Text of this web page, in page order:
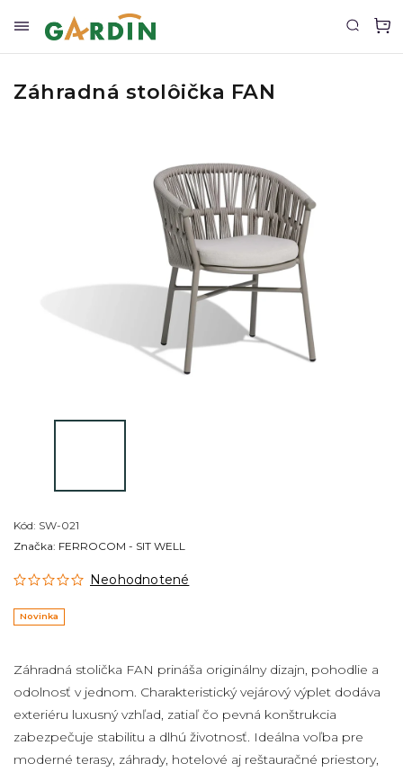
Záhradná stolôička FAN
Kód: SW-021
Novinka
Neohodnotené
Záhradná stolička FAN prináša originálny dizajn, pohodlie a
odolnosť v jednom. Charakteristický vejárový výplet dodáva
exteriéru luxusný vzhľad, zatiaľ čo pevná konštrukcia
zabezpečuje stabilitu a dlhú životnosť. Ideálna voľba pre
moderné terasy, záhrady, hotelové aj reštauračné priestory,
Značka: FERROCOM - SIT WELL